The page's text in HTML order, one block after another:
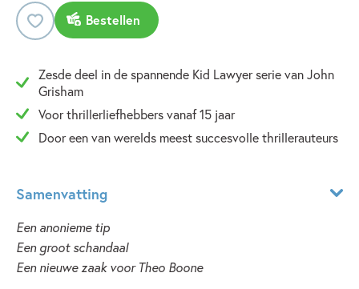
Bestellen
Zesde deel in de spannende Kid Lawyer serie van John
Grisham
Voor thrillerliefhebbers vanaf 15 jaar
Door een van werelds meest succesvolle thrillerauteurs
Samenvatting
Een anonieme tip
Een groot schandaal
Een nieuwe zaak voor Theo Boone